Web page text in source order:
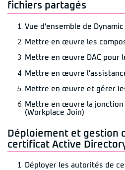
fichiers partagés
Vue d'ensemble de
Mettre en œuvre les
Mettre en œuvre DAC pour
Mettre en œuvre
Mettre en œuvre et gérer
Mettre en œuvre la jonction
(Workplace Join)
Déploiement et gestion
certificat Active
Déployer les autorités de